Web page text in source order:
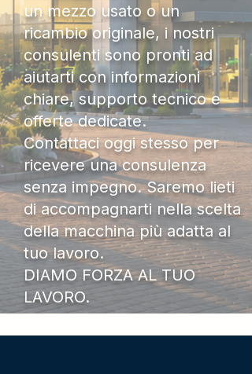
un mezzo usato o un
ricambio originale, i nostri
consulenti sono pronti ad
aiutarti con informazioni
chiare, supporto tecnico e
offerte dedicate.
Contattaci oggi stesso per
ricevere una consulenza
senza impegno. Saremo lieti
di accompagnarti nella scelta
della macchina più adatta al
tuo lavoro.
DIAMO FORZA AL TUO
LAVORO.